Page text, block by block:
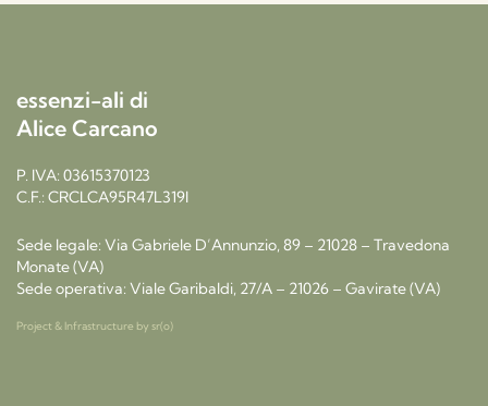
essenzi-ali di
Alice Carcano
P. IVA: 03615370123
C.F.: CRCLCA95R47L319I
Sede legale: Via Gabriele D’Annunzio, 89 – 21028 – Travedona
Monate (VA)
Sede operativa: Viale Garibaldi, 27/A – 21026 – Gavirate (VA)
Project & Infrastructure by sr(o)